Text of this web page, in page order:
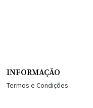
INFORMAÇÃO
Termos e Condições